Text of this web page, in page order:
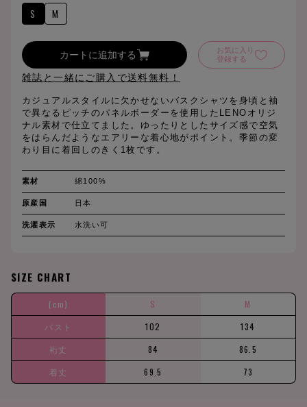
S M
カートに追加する
お気に入り
登録する
雑誌と一緒にご購入で送料無料！
カジュアルスタイルに欠かせないバスクシャツを身頃と袖
で異なるピッチのパネルボーダーを使用したLENOオリジ
ナル素材で仕立てました。ゆったりとしたサイズ感で空気
をはらんだようなエアリーな着心地がポイント。季節の変
わり目に着回しのきく1枚です。
素材 綿100%
原産国 日本
洗濯表示 水洗い可
SIZE CHART
(cm) S
M
バスト
102
134
裄丈
84
86.5
着丈
69.5 73